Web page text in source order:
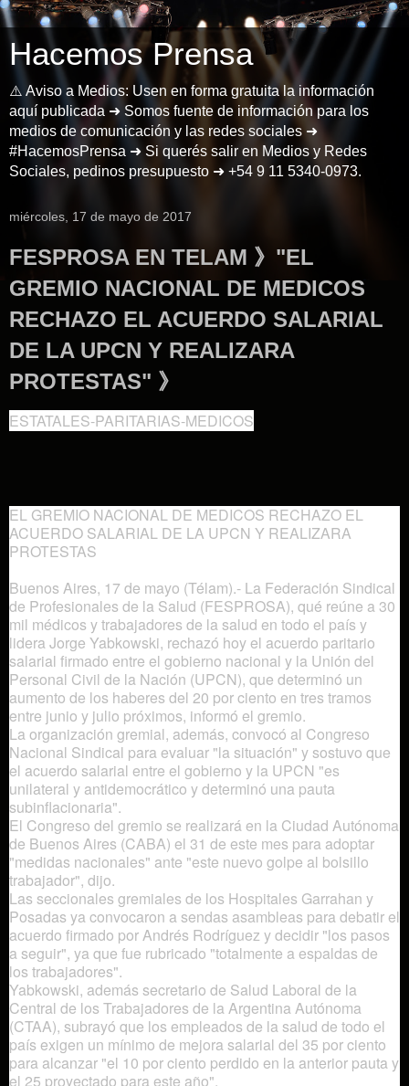
Hacemos Prensa
⚠️ Aviso a Medios: Usen en forma gratuita la información
aquí publicada ➜ Somos fuente de información para los
medios de comunicación y las redes sociales ➜
#HacemosPrensa ➜ Si querés salir en Medios y Redes
Sociales, pedinos presupuesto ➜ +54 9 11 5340-0973.
miércoles, 17 de mayo de 2017
FESPROSA EN TELAM 》"EL
GREMIO NACIONAL DE MEDICOS
RECHAZO EL ACUERDO SALARIAL
DE LA UPCN Y REALIZARA
PROTESTAS" 》
ESTATALES-PARITARIAS-MEDICOS
EL GREMIO NACIONAL DE MEDICOS RECHAZO EL
ACUERDO SALARIAL DE LA UPCN Y REALIZARA
PROTESTAS
Buenos Aires, 17 de mayo (Télam).- La Federación Sindical
de Profesionales de la Salud (FESPROSA), qué reúne a 30
mil médicos y trabajadores de la salud en todo el país y
lidera Jorge Yabkowski, rechazó hoy el acuerdo paritario
salarial firmado entre el gobierno nacional y la Unión del
Personal Civil de la Nación (UPCN), que determinó un
aumento de los haberes del 20 por ciento en tres tramos
entre junio y julio próximos, informó el gremio.
La organización gremial, además, convocó al Congreso
Nacional Sindical para evaluar "la situación" y sostuvo que
el acuerdo salarial entre el gobierno y la UPCN "es
unilateral y antidemocrático y determinó una pauta
subinflacionaria".
El Congreso del gremio se realizará en la Ciudad Autónoma
de Buenos Aires (CABA) el 31 de este mes para adoptar
"medidas nacionales" ante "este nuevo golpe al bolsillo
trabajador", dijo.
Las seccionales gremiales de los Hospitales Garrahan y
Posadas ya convocaron a sendas asambleas para debatir el
acuerdo firmado por Andrés Rodríguez y decidir "los pasos
a seguir", ya que fue rubricado "totalmente a espaldas de
los trabajadores".
Yabkowski, además secretario de Salud Laboral de la
Central de los Trabajadores de la Argentina Autónoma
(CTAA), subrayó que los empleados de la salud de todo el
país exigen un mínimo de mejora salarial del 35 por ciento
para alcanzar "el 10 por ciento perdido en la anterior pauta y
el 25 proyectado para este año".